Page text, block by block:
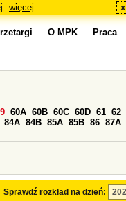
więcej x
O MPK Praca
Sprawdź rozkład na dzień:
60A 60B 60C 60D 61 62
84A 84B 85A 85B 86 87A